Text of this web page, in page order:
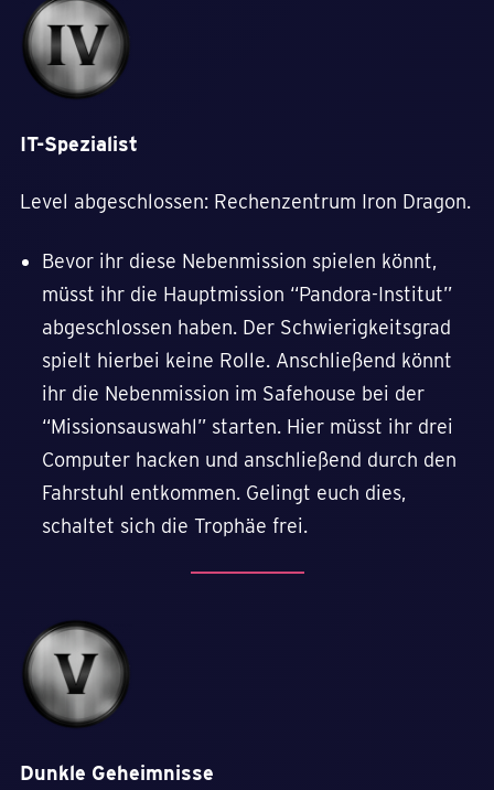
IT-Spezialist
Level abgeschlossen: Rechenzentrum Iron Dragon.
Bevor ihr diese Nebenmission spielen könnt,
müsst ihr die Hauptmission “Pandora-Institut”
abgeschlossen haben. Der Schwierigkeitsgrad
spielt hierbei keine Rolle. Anschließend könnt
ihr die Nebenmission im Safehouse bei der
“Missionsauswahl” starten. Hier müsst ihr drei
Computer hacken und anschließend durch den
Fahrstuhl entkommen. Gelingt euch dies,
schaltet sich die Trophäe frei.
Dunkle Geheimnisse